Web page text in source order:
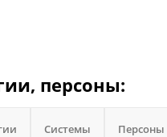
персоны:
Системы Персоны